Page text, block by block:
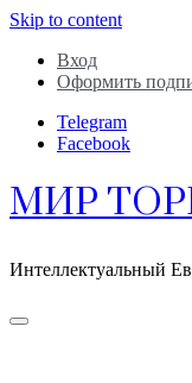
Skip to content
Вход
Оформить
Telegram
Facebook
МИР
Интеллектуальный